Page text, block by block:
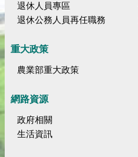
退休人員專區
退休公務人員再任職務
重大政策
農業部重大政策
網路資源
政府相關
生活資訊